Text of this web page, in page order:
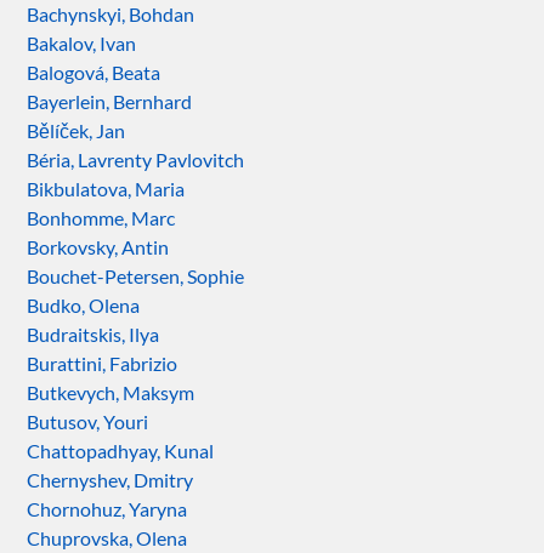
Bachynskyi, Bohdan
Bakalov, Ivan
Balogová, Beata
Bayerlein, Bernhard
Bělíček, Jan
Béria, Lavrenty Pavlovitch
Bikbulatova, Maria
Bonhomme, Marc
Borkovsky, Antin
Bouchet-Petersen, Sophie
Budko, Olena
Budraitskis, Ilya
Burattini, Fabrizio
Butkevych, Maksym
Butusov, Youri
Chattopadhyay, Kunal
Chernyshev, Dmitry
Chornohuz, Yaryna
Chuprovska, Olena